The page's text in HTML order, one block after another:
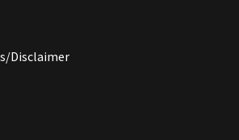
Disclaimer